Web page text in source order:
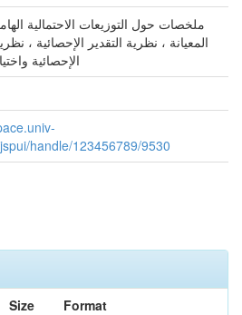
ملخصات حول التوزيعات الاحتمالية
المعيانة ، نظرية التقدير الإحصائية ،
الإحصائية
handle/123456789/9530
Size
Format